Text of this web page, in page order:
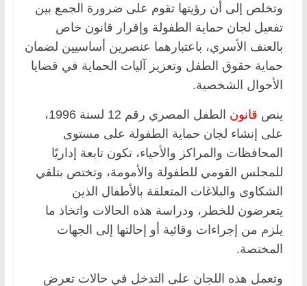
وتخلص إلى أن رؤيتها تقوم على ضرورة الجمع بين
تفعيل لجان حماية الطفولة وإقرار قانون خاص
بالعنف الأسري، باعتبارهما عنصرين أساسيين لضمان
حماية حقوق الطفل وتعزيز آليات الحماية في قضايا
الأحوال الشخصية.
ينص قانون
الطفل المصري رقم 12 لسنة 1996،
على إنشاء لجان حماية الطفولة على مستوى
المحافظات والمراكز والأحياء، تكون تابعة إداريًا
للمجلس القومي للطفولة والأمومة، وتختص بتلقي
الشكاوى والبلاغات المتعلقة بالأطفال الذين
يتعرضون للخطر، ودراسة هذه الحالات واتخاذ ما
يلزم من إجراءات وقائية أو إحالتها إلى الجهات
المختصة.
وتعمل هذه اللجان على التدخل في حالات تعرض